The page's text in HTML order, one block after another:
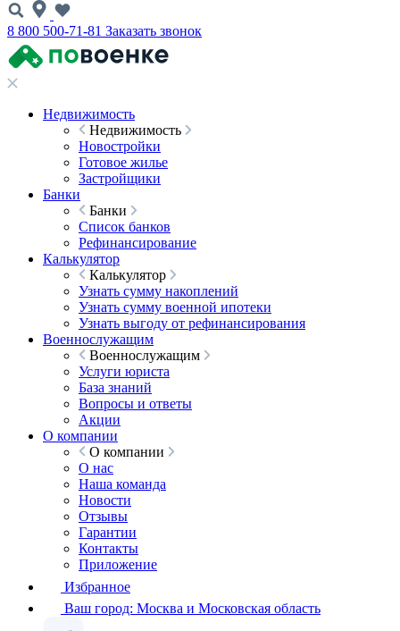
8 800 500-71-81 Заказать звонок
Недвижимость
Недвижимость
Новостройки
Готовое жилье
Застройщики
Банки
Банки
Список банков
Рефинансирование
Калькулятор
Калькулятор
Узнать сумму накоплений
Узнать сумму военной ипотеки
Узнать выгоду от рефинансирования
Военнослужащим
Военнослужащим
Услуги юриста
База знаний
Вопросы и ответы
Акции
О компании
О компании
О нас
Наша команда
Новости
Отзывы
Гарантии
Контакты
Приложение
Избранное
Ваш город: Москва и Московская область